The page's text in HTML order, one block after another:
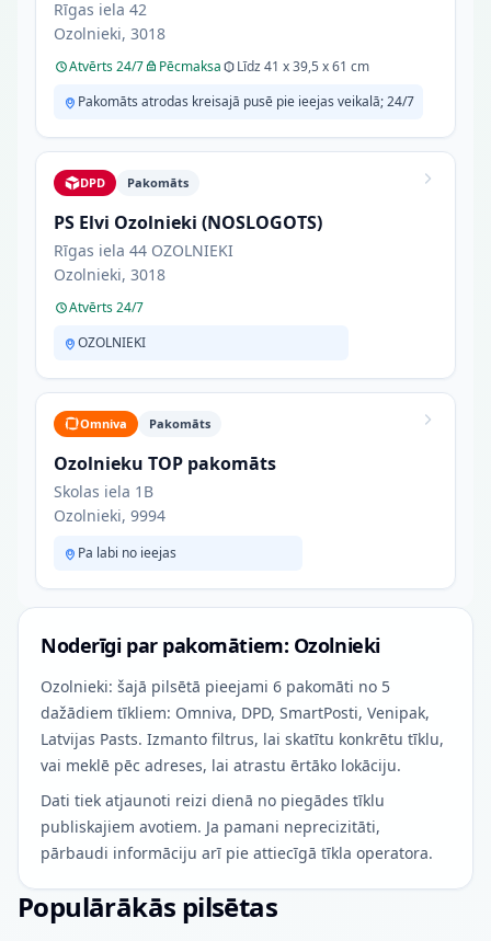
Rīgas iela 42
Ozolnieki, 3018
Atvērts 24/7 Pēcmaksa
Līdz 41 x 39,5 x 61 cm
Pakomāts atrodas kreisajā pusē pie ieejas veikalā; 24/7
DPD Pakomāts
PS Elvi Ozolnieki (NOSLOGOTS)
Rīgas iela 44 OZOLNIEKI
Ozolnieki, 3018
Atvērts 24/7
OZOLNIEKI
Omniva Pakomāts
Ozolnieku TOP pakomāts
Skolas iela 1B
Ozolnieki, 9994
Pa labi no ieejas
Noderīgi par pakomātiem: Ozolnieki
Ozolnieki: šajā pilsētā pieejami 6 pakomāti no 5
dažādiem tīkliem: Omniva, DPD, SmartPosti, Venipak,
Latvijas Pasts. Izmanto filtrus, lai skatītu konkrētu tīklu,
vai meklē pēc adreses, lai atrastu ērtāko lokāciju.
Dati tiek atjaunoti reizi dienā no piegādes tīklu
publiskajiem avotiem. Ja pamani neprecizitāti,
pārbaudi informāciju arī pie attiecīgā tīkla operatora.
Populārākās pilsētas